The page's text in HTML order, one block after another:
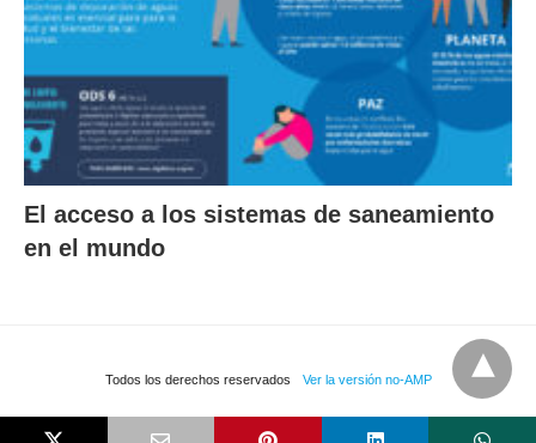
El acceso a los sistemas de saneamiento
en el mundo
Todos los derechos reservados Ver la versión no-AMP